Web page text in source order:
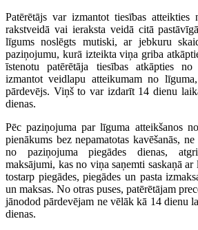
Patērētājs var izmantot tiesības
rakstveidā vai ieraksta veidā citā
līgums noslēgts mutiski, ar jebkuru
paziņojumu, kurā izteikta viņa griba
īstenotu patērētāja tiesības atkāpties
izmantot veidlapu atteikumam no
pārdevējs. Viņš to var izdarīt 14 dienu
dienas.
Pēc paziņojuma par līguma atteikšanos
pienākums bez nepamatotas kavēšanās,
no paziņojuma piegādes dienas,
maksājumi, kas no viņa saņemti saskaņā
tostarp piegādes, piegādes un pasta
un maksas. No otras puses, patērētājam
jānodod pārdevējam ne vēlāk kā 14 dienu
dienas.